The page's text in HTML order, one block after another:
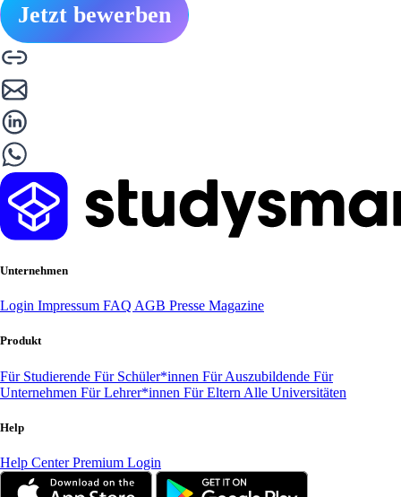
Jetzt bewerben
Unternehmen
Login Impressum FAQ AGB Presse Magazine
Produkt
Für Studierende Für Schüler*innen Für Auszubildende Für
Unternehmen Für Lehrer*innen Für Eltern Alle Universitäten
Help
Help CenterPremium Login